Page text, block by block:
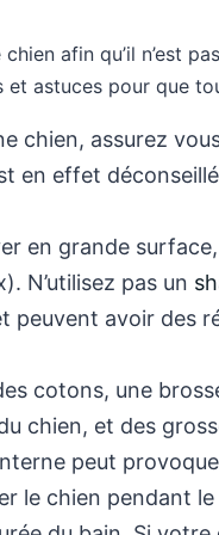
afin qu’il n’est
et astuces pour que
chien, assurez
en effet
en grande
N’utilisez pas un
peuvent avoir des
cotons, une
chien, et des
peut
le chien pendant